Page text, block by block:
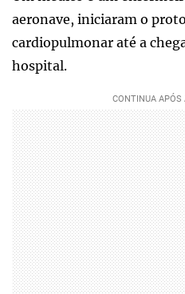
aeronave, iniciaram o
cardiopulmonar até a
hospital.